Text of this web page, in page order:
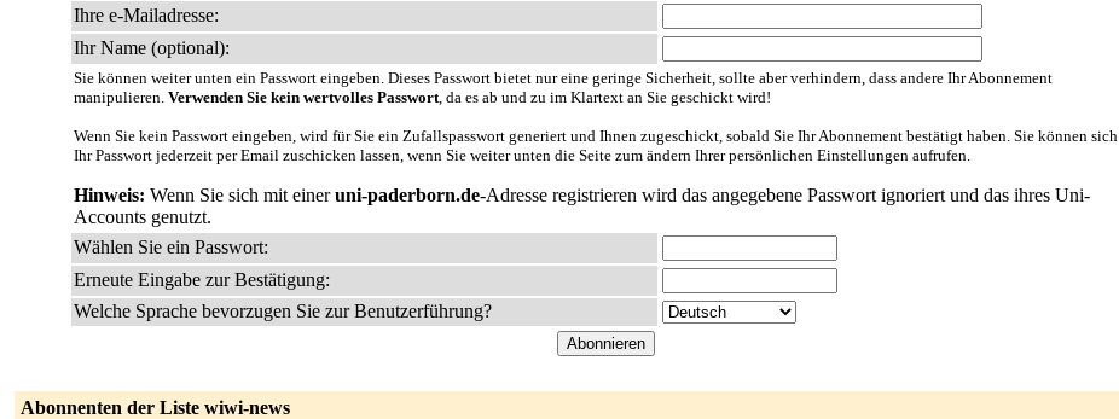
Ihre e-Mailadresse:
Ihr Name (optional):
Sie können weiter unten ein Passwort eingeben. Dieses Passwort bietet nur eine geringe Sicherheit, sollte aber verhindern, dass andere Ihr Abonnement
manipulieren. Verwenden Sie kein wertvolles Passwort, da es ab und zu im Klartext an Sie geschickt wird!
Wenn Sie kein Passwort eingeben, wird für Sie ein Zufallspasswort generiert und Ihnen zugeschickt, sobald Sie Ihr Abonnement bestätigt haben. Sie können sich
Ihr Passwort jederzeit per Email zuschicken lassen, wenn Sie weiter unten die Seite zum ändern Ihrer persönlichen Einstellungen aufrufen.
Hinweis: Wenn Sie sich mit eineruni-paderborn.de-Adresse registrieren wird das angegebene Passwort ignoriert und das ihres Uni-
Accounts genutzt.
Wählen Sie ein Passwort:
Erneute Eingabe zur Bestätigung:
Welche Sprache bevorzugen Sie zur Benutzerführung?
Abonnenten der Liste wiwi-news